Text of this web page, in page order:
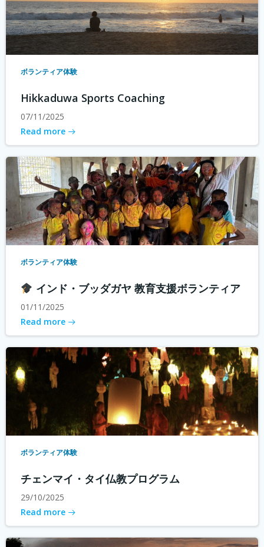
ボランティア体験
Hikkaduwa Sports Coaching
07/11/2025
Read more
ボランティア体験
インド・ブッダガヤ 教育支援ボランティア
01/11/2025
Read more
ボランティア体験
チェンマイ・タイ仏教プログラム
29/10/2025
Read more